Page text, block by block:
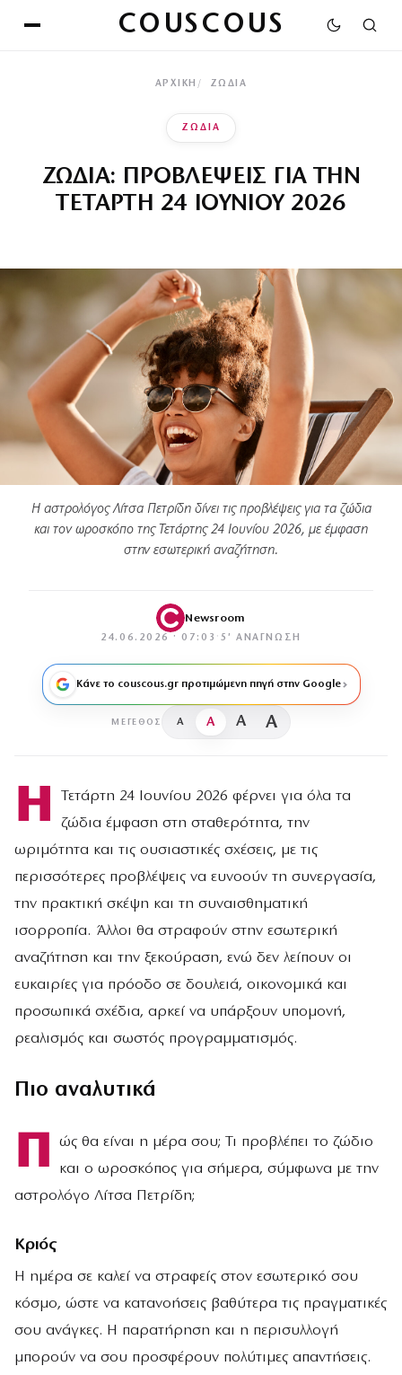
COUSCOUS
ΑΡΧΙΚΉ ΖΩΔΙΑ
ΖΩΔΙΑ
ΖΩΔΙΑ: ΠΡΟΒΛΕΨΕΙΣ ΓΙΑ ΤΗΝ
ΤΕΤΑΡΤΗ 24 ΙΟΥΝΙΟΥ 2026
Η αστρολόγος Λίτσα Πετρίδη δίνει τις προβλέψεις για τα ζώδια
και τον ωροσκόπο της Τετάρτης 24 Ιουνίου 2026, με έμφαση
στην εσωτερική αναζήτηση.
Newsroom
24.06.2026 · 07:03 · 5′ ΑΝΆΓΝΩΣΗ
Κάνε το couscous.gr προτιμώμενη πηγή στην Google
ΜΈΓΕΘΟΣ A A A A
Η
Τετάρτη 24 Ιουνίου 2026 φέρνει για όλα τα
ζώδια έμφαση στη σταθερότητα, την
ωριμότητα και τις ουσιαστικές σχέσεις, με τις
περισσότερες προβλέψεις να ευνοούν τη συνεργασία,
την πρακτική σκέψη και τη συναισθηματική
ισορροπία. Άλλοι θα στραφούν στην εσωτερική
αναζήτηση και την ξεκούραση, ενώ δεν λείπουν οι
ευκαιρίες για πρόοδο σε δουλειά, οικονομικά και
προσωπικά σχέδια, αρκεί να υπάρξουν υπομονή,
ρεαλισμός και σωστός προγραμματισμός.
Πιο αναλυτικά
Π
ώς θα είναι η μέρα σου; Τι προβλέπει το ζώδιο
και ο ωροσκόπος για σήμερα, σύμφωνα με την
αστρολόγο Λίτσα Πετρίδη;
Κριός
Η ημέρα σε καλεί να στραφείς στον εσωτερικό σου
κόσμο, ώστε να κατανοήσεις βαθύτερα τις πραγματικές
σου ανάγκες. Η παρατήρηση και η περισυλλογή
μπορούν να σου προσφέρουν πολύτιμες απαντήσεις.